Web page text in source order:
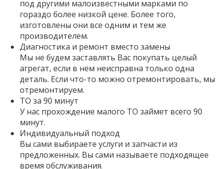
под другими малоизвестными марками по
гораздо более низкой цене. Более того,
изготовлены они все одним и тем же
производителем.
Диагностика и ремонт вместо замены
Мы не будем заставлять Вас покупать целый
агрегат, если в нем неисправна только одна
деталь. Если что-то можно отремонтировать, мы
отремонтируем.
ТО за 90 минут
У нас прохождение малого ТО займет всего 90
минут.
Индивидуальный подход
Вы сами выбираете услуги и запчасти из
предложенных. Вы сами называете подходящее
время обслуживания.